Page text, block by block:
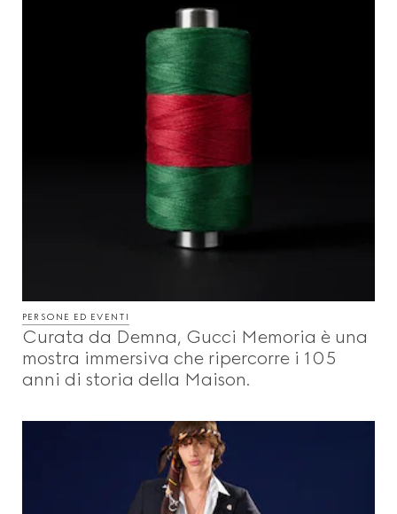
PERSONE ED EVENTI
Curata da Demna, Gucci Memoria è una
mostra immersiva che ripercorre i 105
anni di storia della Maison.